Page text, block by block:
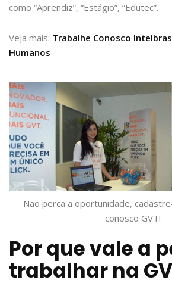
como “Aprendiz”, “Estágio”, “Edutec”.
Veja mais: Trabalhe Conosco
Humanos
Não perca a oportunidade,
conosco GVT!
Por que vale a
trabalhar na